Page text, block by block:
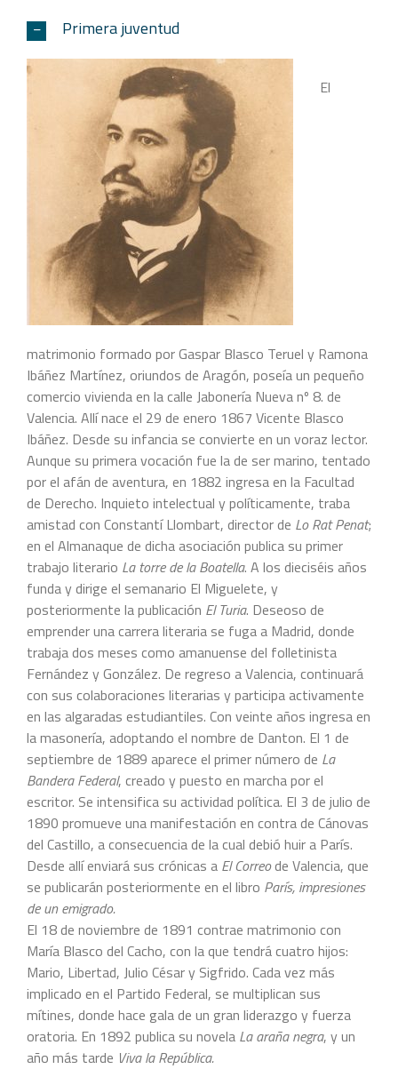
Primera juventud
El
matrimonio formado por Gaspar Blasco Teruel y Ramona
Ibáñez Martínez, oriundos de Aragón, poseía un pequeño
comercio vivienda en la calle Jabonería Nueva nº 8. de
Valencia. Allí nace el 29 de enero 1867 Vicente Blasco
Ibáñez. Desde su infancia se convierte en un voraz lector.
Aunque su primera vocación fue la de ser marino, tentado
por el afán de aventura, en 1882 ingresa en la Facultad
de Derecho. Inquieto intelectual y políticamente, traba
amistad con Constantí Llombart, director de Lo Rat Penat;
en el Almanaque de dicha asociación publica su primer
trabajo literario La torre de la Boatella. A los dieciséis años
funda y dirige el semanario El Miguelete, y
posteriormente la publicación El Turia. Deseoso de
emprender una carrera literaria se fuga a Madrid, donde
trabaja dos meses como amanuense del folletinista
Fernández y González. De regreso a Valencia, continuará
con sus colaboraciones literarias y participa activamente
en las algaradas estudiantiles. Con veinte años ingresa en
la masonería, adoptando el nombre de Danton. El 1 de
septiembre de 1889 aparece el primer número de La
Bandera Federal, creado y puesto en marcha por el
escritor. Se intensifica su actividad política. El 3 de julio de
1890 promueve una manifestación en contra de Cánovas
del Castillo, a consecuencia de la cual debió huir a París.
Desde allí enviará sus crónicas a El Correode Valencia, que
se publicarán posteriormente en el libro París, impresiones
de un emigrado.
El 18 de noviembre de 1891 contrae matrimonio con
María Blasco del Cacho, con la que tendrá cuatro hijos:
Mario, Libertad, Julio César y Sigfrido. Cada vez más
implicado en el Partido Federal, se multiplican sus
mítines, donde hace gala de un gran liderazgo y fuerza
oratoria. En 1892 publica su novela La araña negra, y un
año más tarde Viva la República.